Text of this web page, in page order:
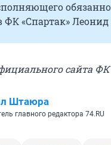
ФК «Спартак»
сайта ФК
Штаюра
главного редактора 74.RU